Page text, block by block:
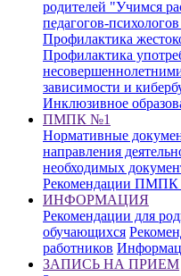
родителей "Учимся
педагогов-
Профилактика
Профилактика
зависимости и
Инклюзивное
ПМПК №1
Нормативные
направления
необходимых
Рекомендации
ИНФОРМАЦИЯ
Рекомендации для
обучающихся
работников
ЗАПИСЬ НА ПРИЕМ